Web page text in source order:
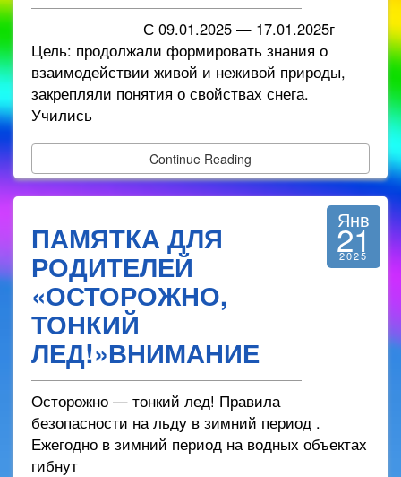
С 09.01.2025 — 17.01.2025г
Цель: продолжали формировать знания о
взаимодействии живой и неживой природы,
закрепляли понятия о свойствах снега.
Учились
Continue Reading
ПАМЯТКА ДЛЯ
РОДИТЕЛЕЙ
«ОСТОРОЖНО,
ТОНКИЙ
ЛЕД!»ВНИМАНИЕ
Янв
21
2025
Осторожно — тонкий лед! Правила
безопасности на льду в зимний период .
Ежегодно в зимний период на водных объектах
гибнут